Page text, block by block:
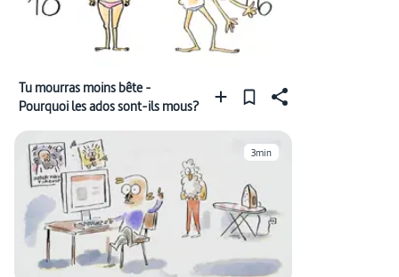
Tu mourras moins bête -
Pourquoi les ados sont-ils mous?
3min